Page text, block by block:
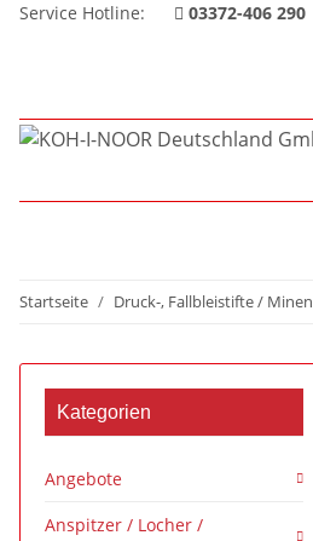
Service Hotline: 03372-406 290
Startseite Druck-, Fallbleistifte / Minen
Kategorien
Angebote
Anspitzer / Locher /